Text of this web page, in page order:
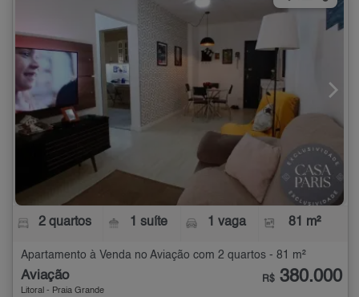
2 quartos 1 suíte 1 vaga 81 m²
Apartamento à Venda no Aviação com 2 quartos - 81 m²
Aviação
Litoral - Praia Grande
R$ 380.000